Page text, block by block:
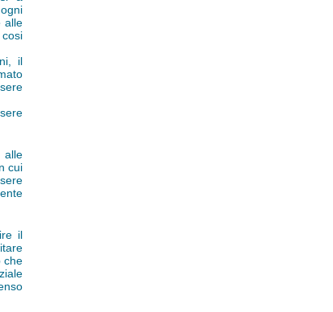
alle
il
alle
cui
il
che